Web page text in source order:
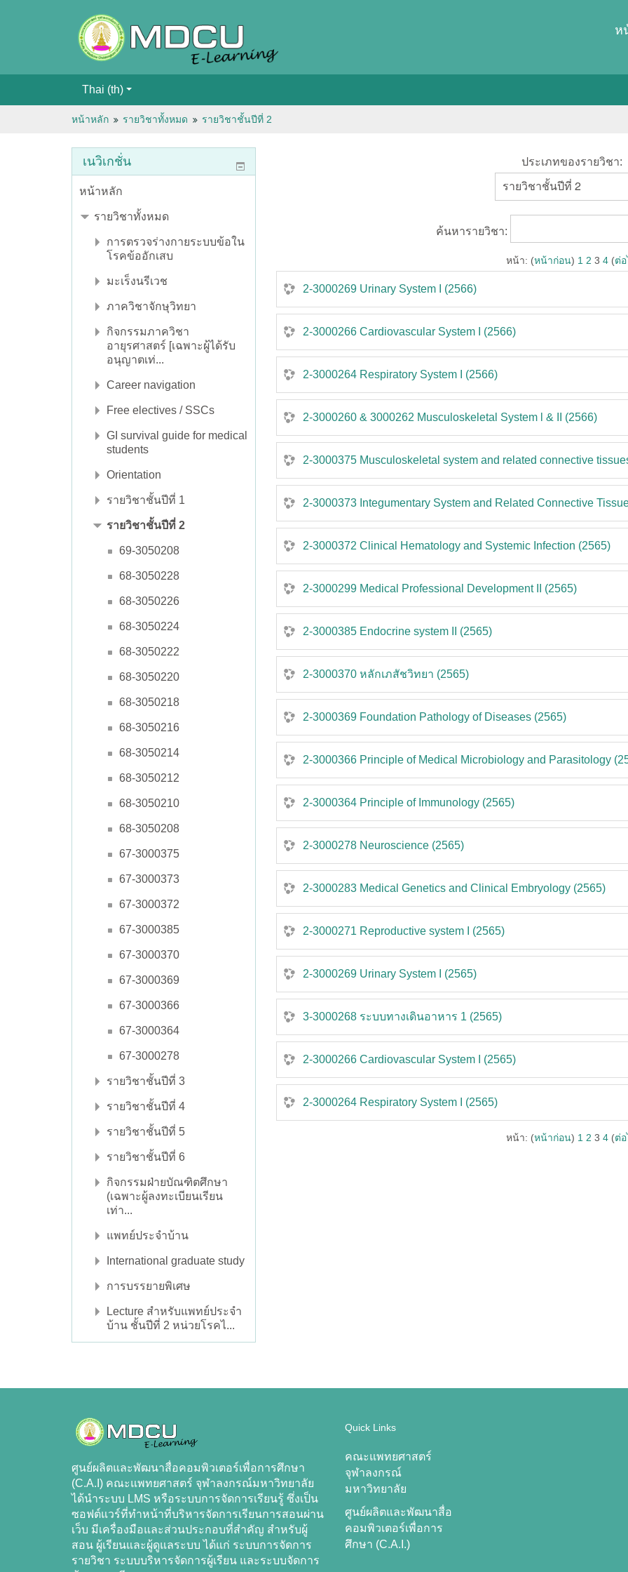
ห
Thai ‎(th)‎
หน้าหลัก รายวิชาทั้งหมด รายวิชาชั้นปีที่ 2
ประเภทของรายวิชา:
ค้นหารายวิชา:
หน้า: (หน้าก่อน) 1 2 3 4 (ต่อ
2-3000269 Urinary System I (2566)
2-3000266 Cardiovascular System I (2566)
2-3000264 Respiratory System I (2566)
2-3000260 & 3000262 Musculoskeletal System l & II (2566)
2-3000375 Musculoskeletal system and related connective
2-3000373 Integumentary System and Related Connective
2-3000372 Clinical Hematology and Systemic Infection (2565)
2-3000299 Medical Professional Development II (2565)
2-3000385 Endocrine system II (2565)
2-3000370 หลักเภสัชวิทยา (2565)
2-3000369 Foundation Pathology of Diseases (2565)
2-3000366 Principle of Medical Microbiology and Parasitology
2-3000364 Principle of Immunology (2565)
2-3000278 Neuroscience (2565)
2-3000283 Medical Genetics and Clinical Embryology (2565)
2-3000271 Reproductive system I (2565)
2-3000269 Urinary System I (2565)
3-3000268 ระบบทางเดินอาหาร 1 (2565)
2-3000266 Cardiovascular System I (2565)
2-3000264 Respiratory System I (2565)
หน้า: (หน้าก่อน) 1 2 3 4 (ต่อ
เนวิเกชั่น
หน้าหลัก
รายวิชาทั้งหมด
การตรวจร่างกายระบบข้อใน
โรคข้ออักเสบ
มะเร็งนรีเวช
ภาควิชาจักษุวิทยา
กิจกรรมภาควิชา
อายุรศาสตร์ [เฉพาะผู้ได้รับ
อนุญาตเท่...
Career navigation
Free electives / SSCs
GI survival guide for medical
students
Orientation
รายวิชาชั้นปีที่ 1
รายวิชาชั้นปีที่ 2
69-3050208
68-3050228
68-3050226
68-3050224
68-3050222
68-3050220
68-3050218
68-3050216
68-3050214
68-3050212
68-3050210
68-3050208
67-3000375
67-3000373
67-3000372
67-3000385
67-3000370
67-3000369
67-3000366
67-3000364
67-3000278
รายวิชาชั้นปีที่ 3
รายวิชาชั้นปีที่ 4
รายวิชาชั้นปีที่ 5
รายวิชาชั้นปีที่ 6
กิจกรรมฝ่ายบัณฑิตศึกษา
(เฉพาะผู้ลงทะเบียนเรียน
เท่า...
แพทย์ประจำบ้าน
International graduate study
การบรรยายพิเศษ
Lecture สำหรับแพทย์ประจำ
บ้าน ชั้นปีที่ 2 หน่วยโรคไ...
ศูนย์ผลิตและพัฒนาสื่อคอมพิวเตอร์เพื่อการศึกษา
(C.A.I) คณะแพทยศาสตร์ จุฬาลงกรณ์มหาวิทยาลัย
ได้นำระบบ LMS หรือระบบการจัดการเรียนรู้ ซึ่งเป็น
ซอฟต์แวร์ที่ทำหน้าที่บริหารจัดการเรียนการสอนผ่าน
เว็บ มีเครื่องมือและส่วนประกอบที่สำคัญ สำหรับผู้
สอน ผู้เรียนและผู้ดูแลระบบ ได้แก่ ระบบการจัดการ
รายวิชา ระบบบริหารจัดการผู้เรียน และระบบจัดการ
Quick Links
คณะแพทยศาสตร์
จุฬาลงกรณ์
มหาวิทยาลัย
ศูนย์ผลิตและพัฒนาสื่อ
คอมพิวเตอร์เพื่อการ
ศึกษา (C.A.I.)